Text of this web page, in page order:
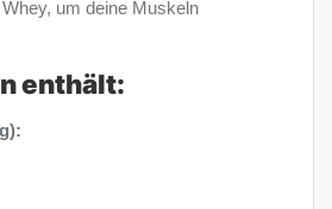
um deine Muskeln
enthält: